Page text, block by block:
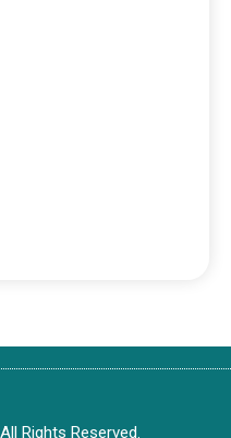
Rights Reserved.